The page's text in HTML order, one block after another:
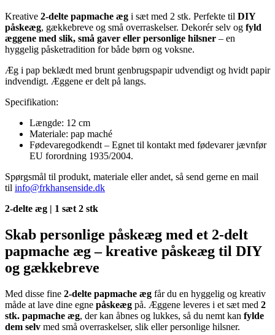
æg
|
1
sæt
2
stk.
antal
Kreative 2-delte papmache æg i sæt med 2 stk. Perfekte til DIY
påskeæg, gækkebreve og små overraskelser. Dekorér selv og fyld
æggene med slik, små gaver eller personlige hilsner – en
hyggelig påsketradition for både børn og voksne.
Æg i pap beklædt med brunt genbrugspapir udvendigt og hvidt papir
indvendigt. Æggene er delt på langs.
Specifikation:
Længde: 12 cm
Materiale: pap maché
Fødevaregodkendt – Egnet til kontakt med fødevarer jævnfør
EU forordning 1935/2004.
Spørgsmål til produkt, materiale eller andet, så send gerne en mail
til info@frkhansenside.dk
2-delte æg | 1 sæt 2 stk
Skab personlige påskeæg med et 2-delt
papmache æg – kreative påskeæg til DIY
og gækkebreve
Med disse fine 2-delte papmache æg får du en hyggelig og kreativ
måde at lave dine egne påskeæg på. Æggene leveres i et sæt med 2
stk. papmache æg, der kan åbnes og lukkes, så du nemt kan fylde
dem selv med små overraskelser, slik eller personlige hilsner.